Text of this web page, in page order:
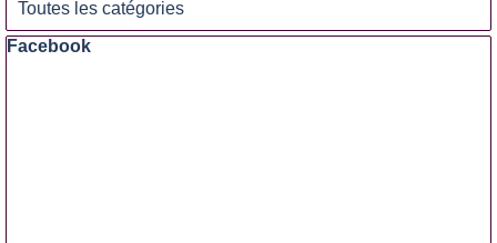
Toutes les catégories
Sauter le bloc Facebook
Facebook